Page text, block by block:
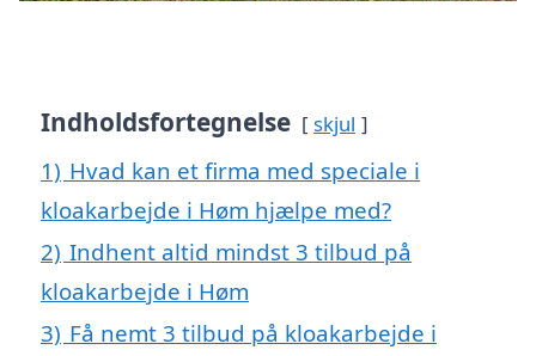
Indholdsfortegnelse skjul
1) Hvad kan et firma med speciale i
kloakarbejde i Høm hjælpe med?
2) Indhent altid mindst 3 tilbud på
kloakarbejde i Høm
3) Få nemt 3 tilbud på kloakarbejde i